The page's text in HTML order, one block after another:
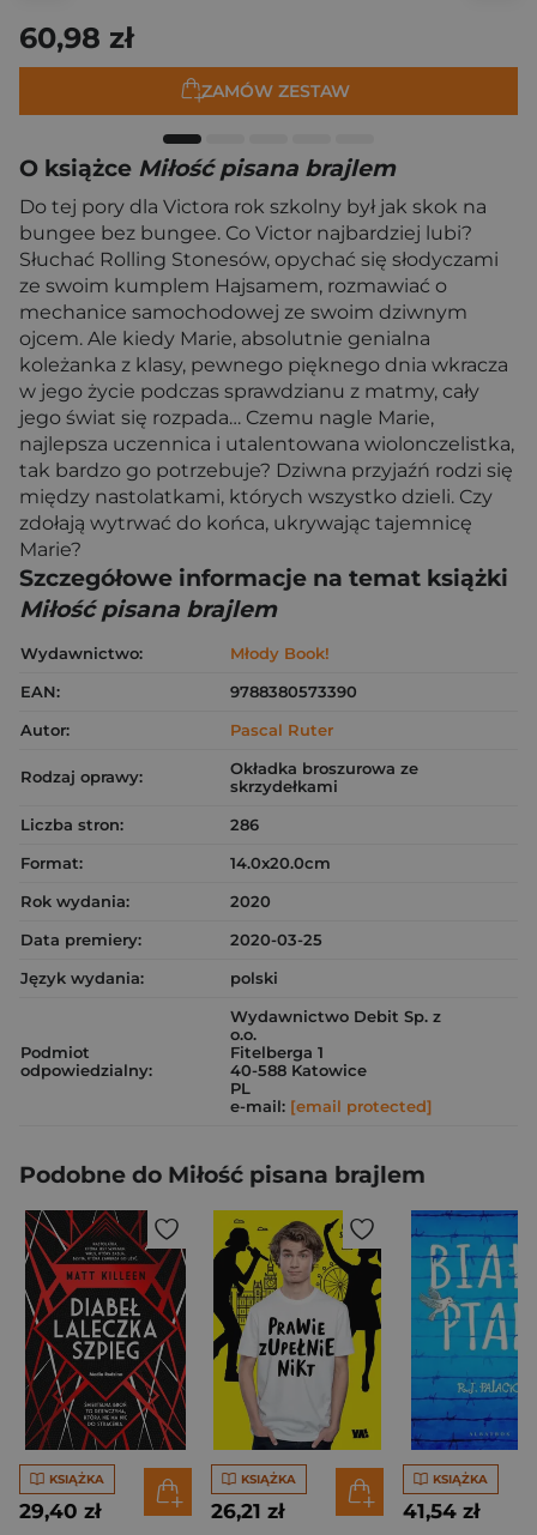
60,98 zł
ZAMÓW ZESTAW
O książce Miłość pisana brajlem
Do tej pory dla Victora rok szkolny był jak skok na
bungee bez bungee. Co Victor najbardziej lubi?
Słuchać Rolling Stonesów, opychać się słodyczami
ze swoim kumplem Hajsamem, rozmawiać o
mechanice samochodowej ze swoim dziwnym
ojcem. Ale kiedy Marie, absolutnie genialna
koleżanka z klasy, pewnego pięknego dnia wkracza
w jego życie podczas sprawdzianu z matmy, cały
jego świat się rozpada… Czemu nagle Marie,
najlepsza uczennica i utalentowana wiolonczelistka,
tak bardzo go potrzebuje? Dziwna przyjaźń rodzi się
między nastolatkami, których wszystko dzieli. Czy
zdołają wytrwać do końca, ukrywając tajemnicę
Marie?
Szczegółowe informacje na temat książki
Miłość pisana brajlem
Wydawnictwo:
Młody Book!
EAN:
9788380573390
Autor:
Pascal Ruter
Rodzaj oprawy:
Okładka broszurowa ze
skrzydełkami
Liczba stron:
286
Format:
14.0x20.0cm
Rok wydania:
2020
Data premiery:
2020-03-25
Język wydania:
polski
Podmiot
odpowiedzialny:
Wydawnictwo Debit Sp. z
o.o.
Fitelberga 1
40-588 Katowice
PL
e-mail: [email protected]
Podobne do Miłość pisana brajlem
KSIĄŻKA
29,40 zł
KSIĄŻKA
26,21 zł
KSIĄŻKA
41,54 zł